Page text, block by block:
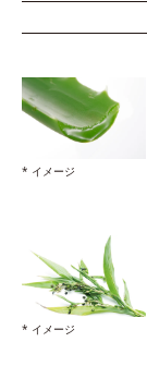
* イメージ
* イメージ